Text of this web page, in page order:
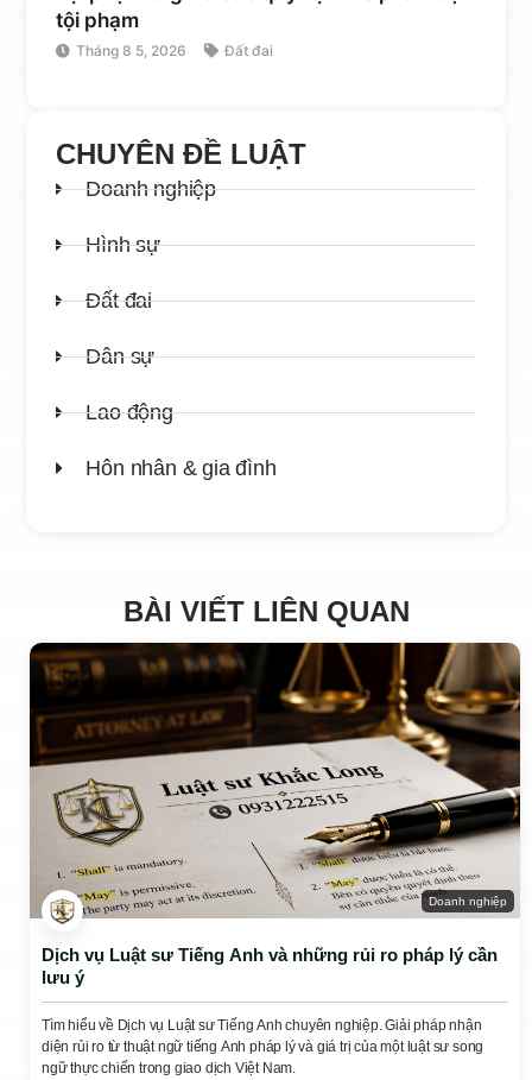
tội phạm
Tháng 8 5, 2026 Đất đai
CHUYÊN ĐỀ LUẬT
Doanh nghiệp
Hình sự
Đất đai
Dân sự
Lao động
Hôn nhân & gia đình
BÀI VIẾT LIÊN QUAN
Doanh nghiệp
Dịch vụ Luật sư Tiếng Anh và những rủi ro pháp lý cần
lưu ý
Tìm hiểu về Dịch vụ Luật sư Tiếng Anh chuyên nghiệp. Giải pháp nhận
diện rủi ro từ thuật ngữ tiếng Anh pháp lý và giá trị của một luật sư song
ngữ thực chiến trong giao dịch Việt Nam.